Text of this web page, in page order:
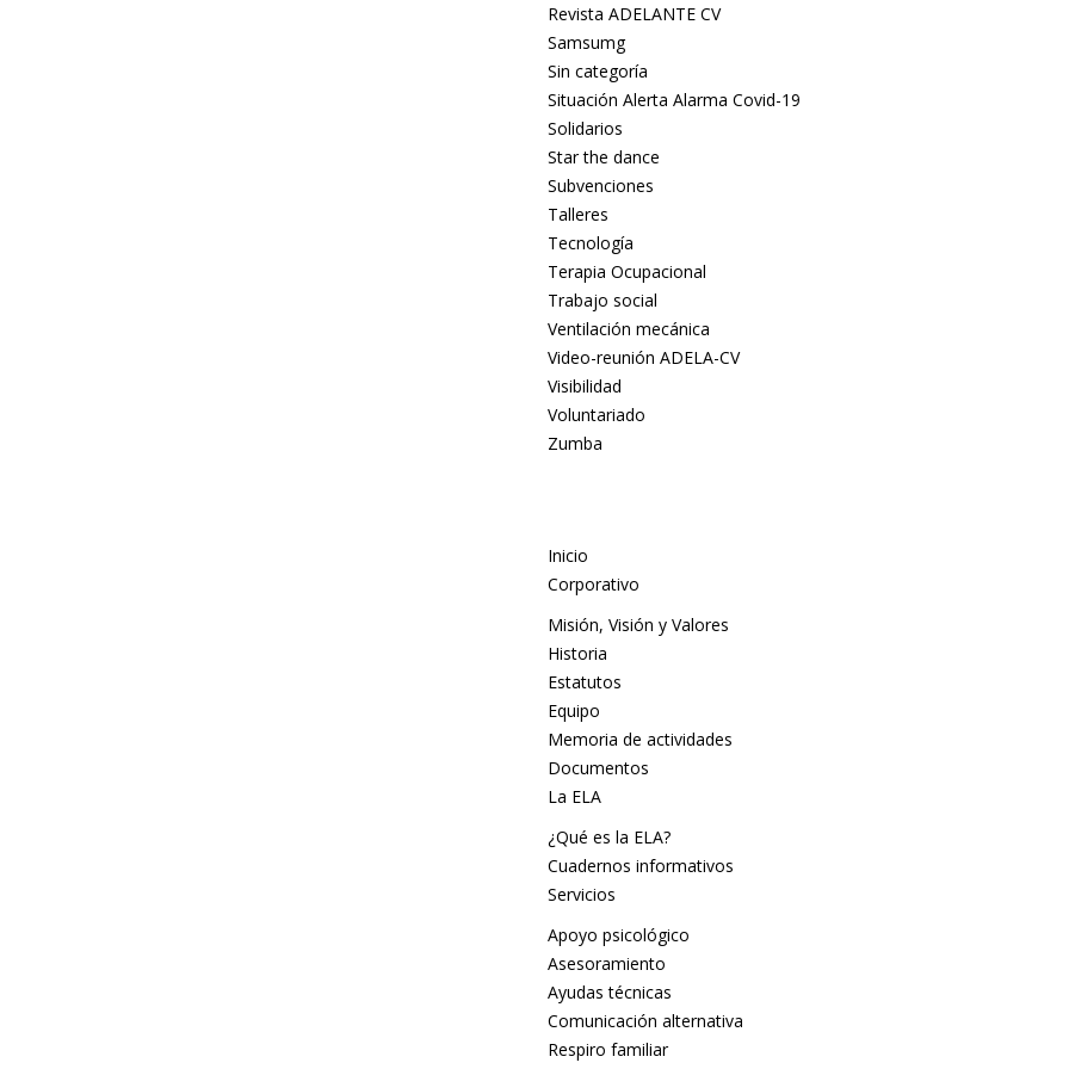
Revista ADELANTE CV
Samsumg
Sin categoría
Situación Alerta Alarma Covid-19
Solidarios
Star the dance
Subvenciones
Talleres
Tecnología
Terapia Ocupacional
Trabajo social
Ventilación mecánica
Video-reunión ADELA-CV
Visibilidad
Voluntariado
Zumba
Inicio
Corporativo
Misión, Visión y Valores
Historia
Estatutos
Equipo
Memoria de actividades
Documentos
La ELA
¿Qué es la ELA?
Cuadernos informativos
Servicios
Apoyo psicológico
Asesoramiento
Ayudas técnicas
Comunicación alternativa
Respiro familiar